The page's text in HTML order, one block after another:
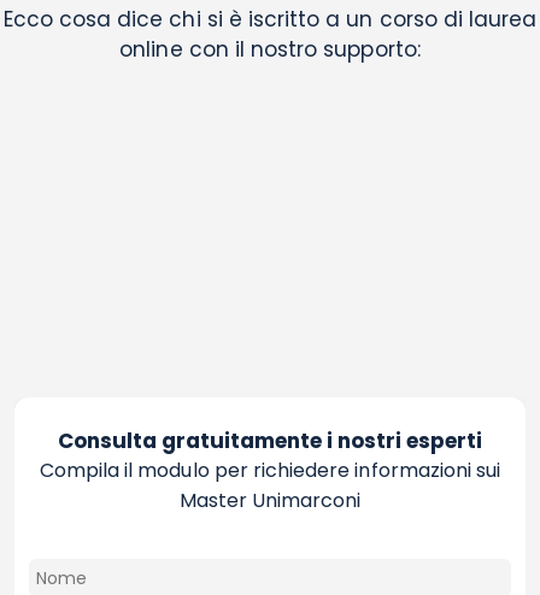
Ecco cosa dice chi si è iscritto a un corso di laurea
online con il nostro supporto:
Consulta gratuitamente i nostri esperti
Compila il modulo per richiedere informazioni sui
Master Unimarconi